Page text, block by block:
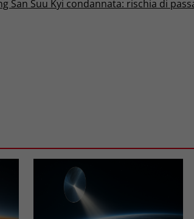
San Suu Kyi condannata: rischia di